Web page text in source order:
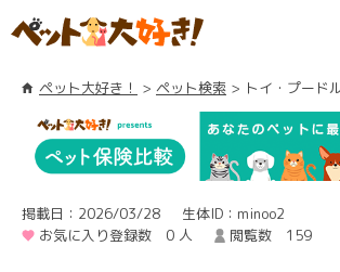
ペット大好き！ ペット検索 トイ・プード
掲載日：2026/03/28
生体ID：minoo2
お気に入り登録数 0 人
閲覧数 159